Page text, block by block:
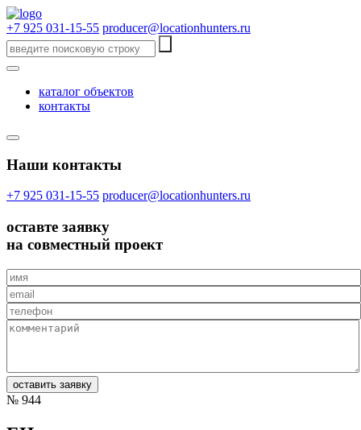
+7 925 031-15-55 producer@locationhunters.ru
каталог объектов
контакты
Наши контакты
+7 925 031-15-55 producer@locationhunters.ru
оставте заявку
на совместный проект
№ 944